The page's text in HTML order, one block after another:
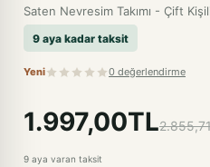
Saten Nevresim Takımı - Çift
9 aya kadar taksit
Yeni 0 değerlendirme
1.997,00TL
9 aya varan taksit